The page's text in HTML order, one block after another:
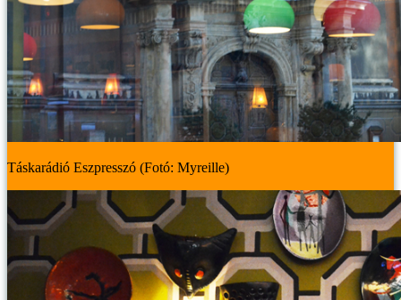
Táskarádió Eszpresszó (Fotó: Myreille)